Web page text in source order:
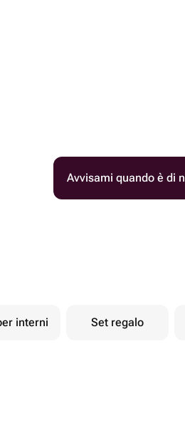
Avvisami quando è di
interni Set regalo